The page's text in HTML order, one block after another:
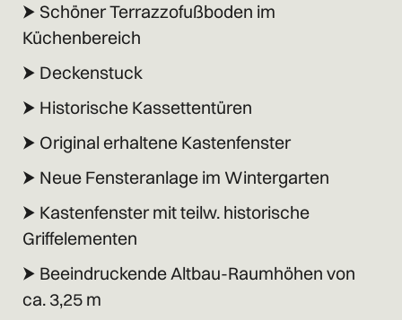
⮞ Schöner Terrazzofußboden im
Küchenbereich
⮞ Deckenstuck
⮞ Historische Kassettentüren
⮞ Original erhaltene Kastenfenster
⮞ Neue Fensteranlage im Wintergarten
⮞ Kastenfenster mit teilw. historische
Griffelementen
⮞ Beeindruckende Altbau-Raumhöhen von
ca. 3,25 m